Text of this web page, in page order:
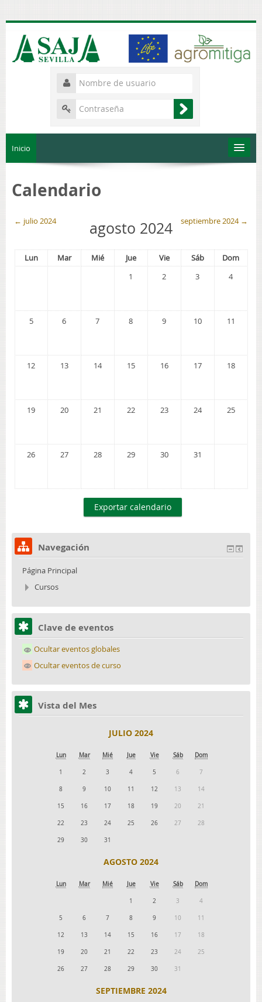
Inicio
Calendario
← julio 2024 agosto 2024 septiembre 2024 →
Lun Mar Mié Jue Vie Sáb
Dom
1
2 3 4
5 6 7 8 9 10 11
12 13 14 15 16 17 18
19 20 21 22 23 24 25
26 27 28 29 30 31
Navegación
Página Principal
Cursos
Clave de eventos
Ocultar eventos globales
Ocultar eventos de curso
Vista del Mes
JULIO 2024
Lun Mar Mié Jue Vie Sáb Dom
1 2 3 4 5 6 7
8 9 10 11 12 13 14
15 16 17 18 19 20 21
22 23 24 25 26 27 28
29 30 31
AGOSTO 2024
Lun Mar Mié Jue Vie Sáb Dom
1 2 3 4
5 6 7 8 9 10 11
12 13 14 15 16 17 18
19 20 21 22 23 24 25
26 27 28 29 30 31
SEPTIEMBRE 2024